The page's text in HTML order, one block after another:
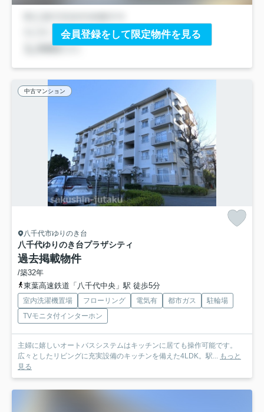
会員登録をして限定物件を見る
中古マンション
八千代市ゆりのき台
八千代ゆりのき台プラザシティ
過去掲載物件
/築32年
東葉高速鉄道「八千代中央」駅 徒歩5分
室内洗濯機置場 フローリング 電気有 都市ガス
駐輪場
TVモニタ付インターホン
主婦に嬉しいオートバスシステムはキッチンに居ても操作可能です。
広々としたリビングに充実設備のキッチンを備えた4LDK。駅... もっと
見る